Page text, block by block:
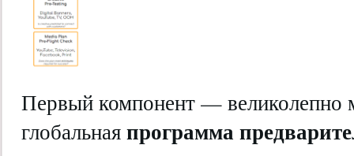
Первый компонент — великолепно
глобальная программа